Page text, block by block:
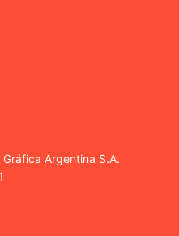
Argentina S.A.